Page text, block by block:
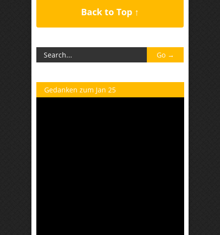
Back to Top ↑
Gedanken zum Jan 25